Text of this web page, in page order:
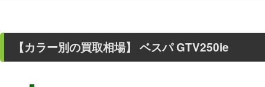
【カラー別の買取相場】 ベスパ GTV250ie